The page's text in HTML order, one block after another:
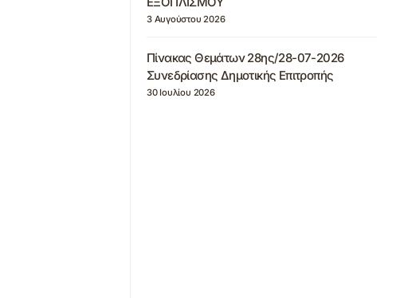
3 Αυγούστου 2026
Πίνακας Θεμάτων 28ης/28-07-2026
Συνεδρίασης Δημοτικής Επιτροπής
30 Ιουλίου 2026